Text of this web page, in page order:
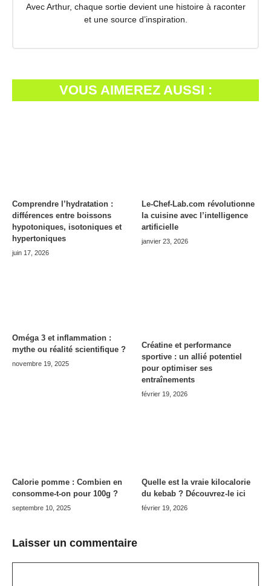
Avec Arthur, chaque sortie devient une histoire à raconter
et une source d’inspiration.
VOUS AIMEREZ AUSSI :
Comprendre l’hydratation :
différences entre boissons
hypotoniques, isotoniques et
hypertoniques
juin 17, 2026
Le-Chef-Lab.com révolutionne
la cuisine avec l’intelligence
artificielle
janvier 23, 2026
Oméga 3 et inflammation :
mythe ou réalité scientifique ?
novembre 19, 2025
Créatine et performance
sportive : un allié potentiel
pour optimiser ses
entraînements
février 19, 2026
Calorie pomme : Combien en
consomme-t-on pour 100g ?
septembre 10, 2025
Quelle est la vraie kilocalorie
du kebab ? Découvrez-le ici
février 19, 2026
Laisser un commentaire